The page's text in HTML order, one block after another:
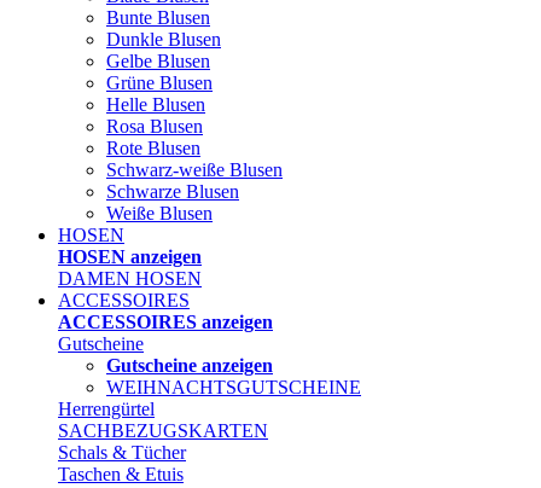
Bunte Blusen
Dunkle Blusen
Gelbe Blusen
Grüne Blusen
Helle Blusen
Rosa Blusen
Rote Blusen
Schwarz-weiße Blusen
Schwarze Blusen
Weiße Blusen
HOSEN
HOSEN anzeigen
DAMEN HOSEN
ACCESSOIRES
ACCESSOIRES anzeigen
Gutscheine
Gutscheine anzeigen
WEIHNACHTSGUTSCHEINE
Herrengürtel
SACHBEZUGSKARTEN
Schals & Tücher
Taschen & Etuis